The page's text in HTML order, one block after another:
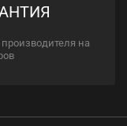
на